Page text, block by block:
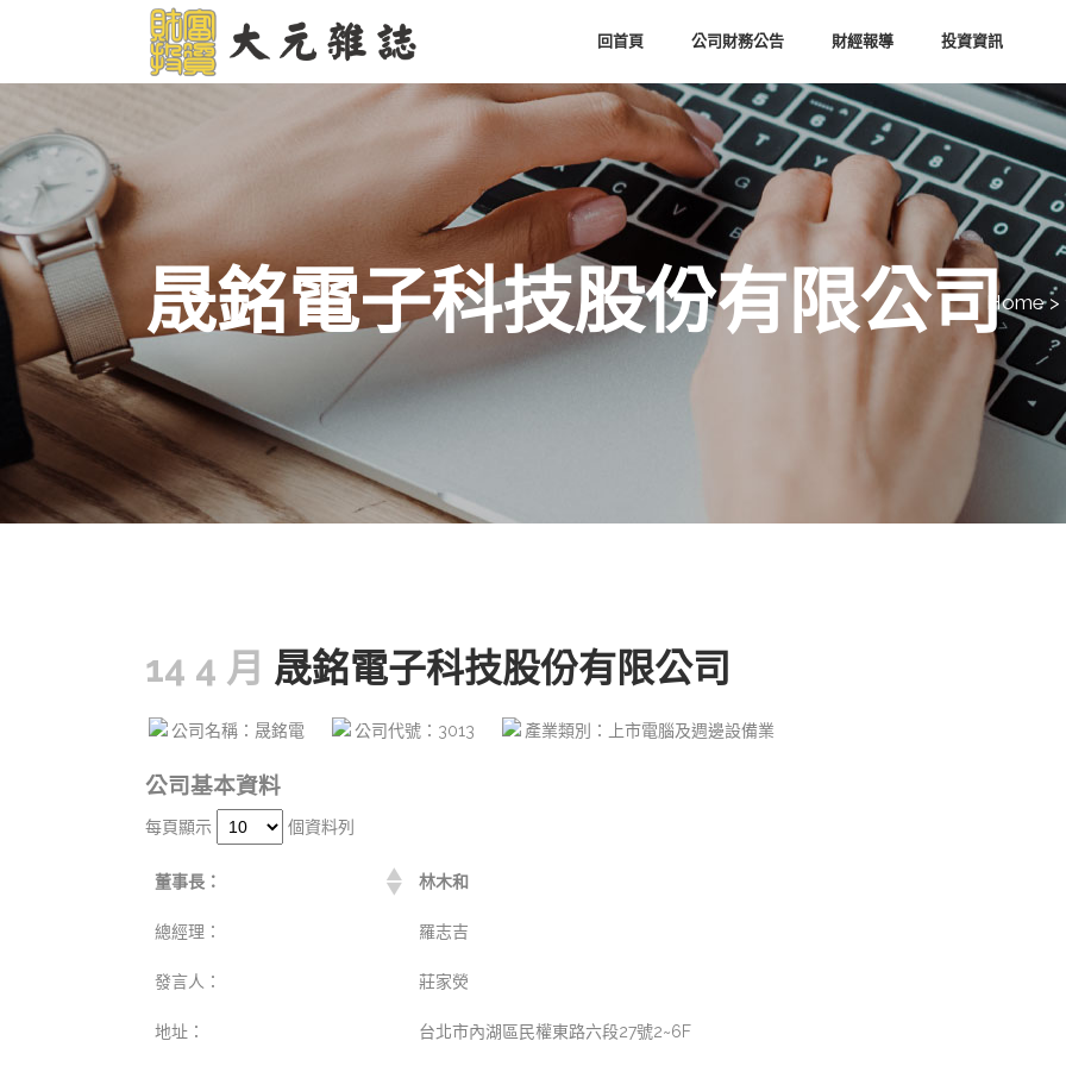
回首頁 公司財務公告 財經報導 投資資訊
晟銘電子科技股份有限公司Home>
14 4 月 晟銘電子科技股份有限公司
公司名稱：晟銘電 公司代號：3013 產業類別：上市電腦及週邊設備業
公司基本資料
每頁顯示 個資料列
董事長： 林木和
總經理： 羅志吉
發言人： 莊家熒
地址： 台北市內湖區民權東路六段27號2~6F